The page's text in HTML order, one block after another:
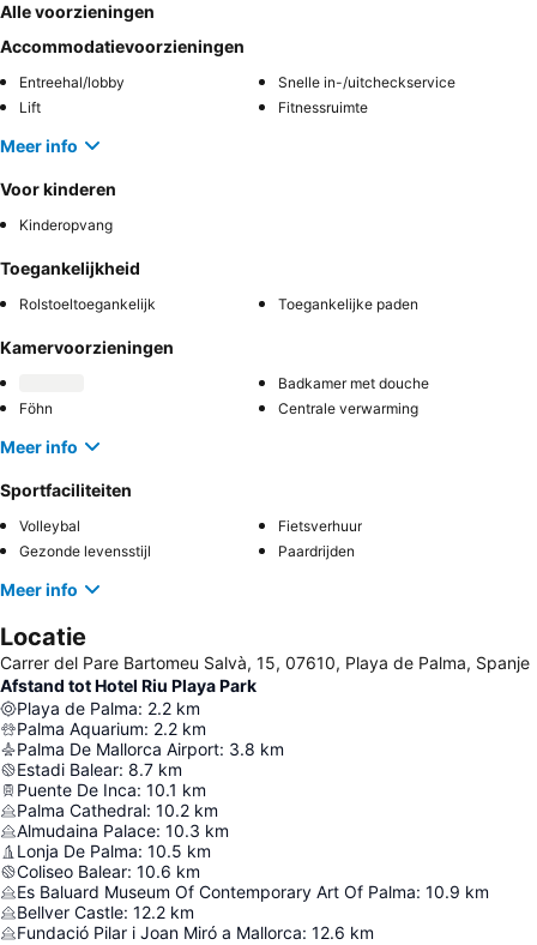
Alle voorzieningen
Accommodatievoorzieningen
Entreehal/lobby
Snelle in-/uitcheckservice
Lift
Fitnessruimte
Meer info
Voor kinderen
Kinderopvang
Toegankelijkheid
Rolstoeltoegankelijk Toegankelijke paden
Kamervoorzieningen
Badkamer met douche
Föhn
Centrale verwarming
Meer info
Sportfaciliteiten
Volleybal
Fietsverhuur
Gezonde levensstijl
Paardrijden
Meer info
Locatie
Carrer del Pare Bartomeu Salvà, 15, 07610, Playa de Palma, Spanje
Afstand tot Hotel Riu Playa Park
Playa de Palma: 2.2 km
Palma Aquarium: 2.2 km
Palma De Mallorca Airport: 3.8 km
Estadi Balear: 8.7 km
Puente De Inca: 10.1 km
Palma Cathedral: 10.2 km
Almudaina Palace: 10.3 km
Lonja De Palma: 10.5 km
Coliseo Balear: 10.6 km
Es Baluard Museum Of Contemporary Art Of Palma: 10.9 km
Bellver Castle: 12.2 km
Fundació Pilar i Joan Miró a Mallorca: 12.6 km